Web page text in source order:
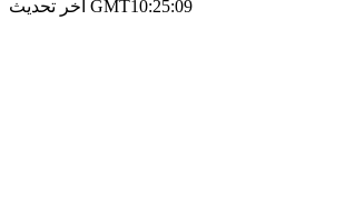
آخر تحديث GMT10:25:09